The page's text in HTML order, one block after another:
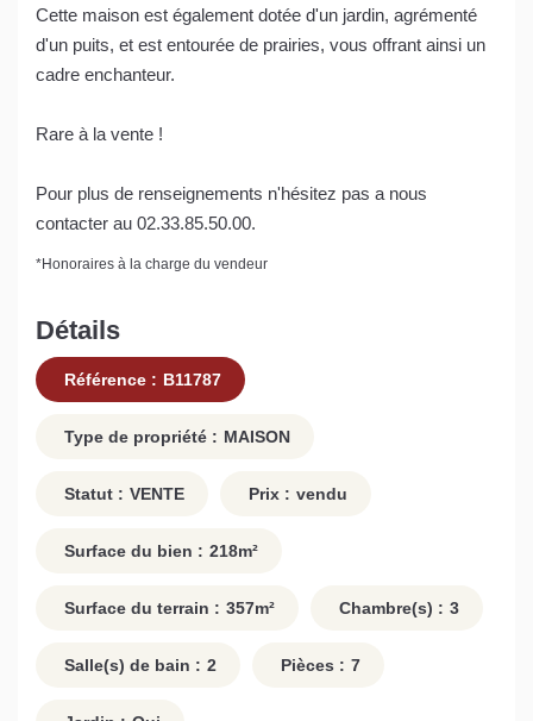
Cette maison est également dotée d'un jardin, agrémenté
d'un puits, et est entourée de prairies, vous offrant ainsi un
cadre enchanteur.
Rare à la vente !
Pour plus de renseignements n'hésitez pas a nous
contacter au 02.33.85.50.00.
*Honoraires à la charge du vendeur
Détails
Référence : B11787
Type de propriété : MAISON
Statut : VENTE Prix : vendu
Surface du bien : 218m²
Surface du terrain : 357m² Chambre(s) : 3
Salle(s) de bain : 2 Pièces : 7